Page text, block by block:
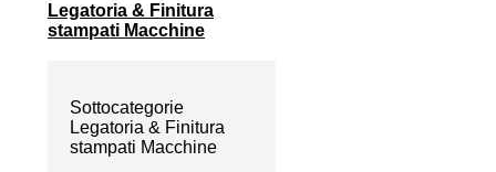
Legatoria & Finitura
stampati Macchine
Sottocategorie
Legatoria & Finitura
stampati Macchine